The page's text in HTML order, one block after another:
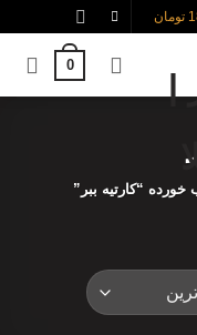
0
“کارتیه ببر”